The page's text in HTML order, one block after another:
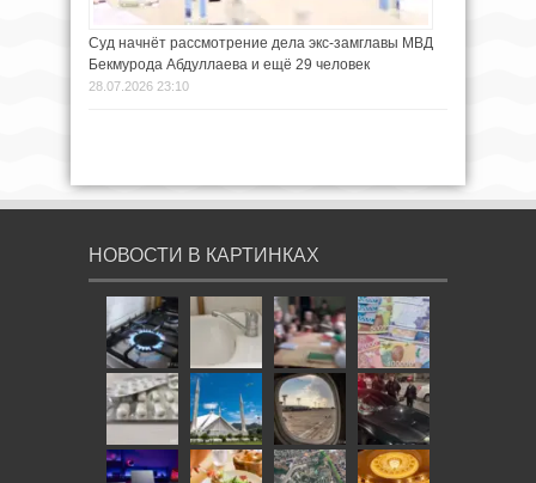
Суд начнёт рассмотрение дела экс-замглавы МВД
Бекмурода Абдуллаева и ещё 29 человек
28.07.2026 23:10
НОВОСТИ В КАРТИНКАХ